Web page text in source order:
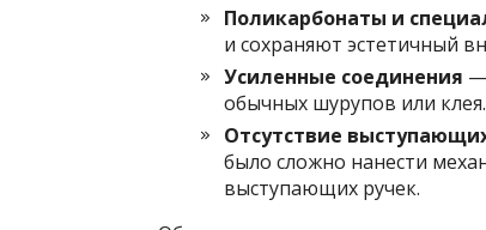
Поликарбонаты и
и сохраняют эстетичный
Усиленные соединения —
обычных шурупов или клея.
Отсутствие
было сложно нанести
выступающих ручек.